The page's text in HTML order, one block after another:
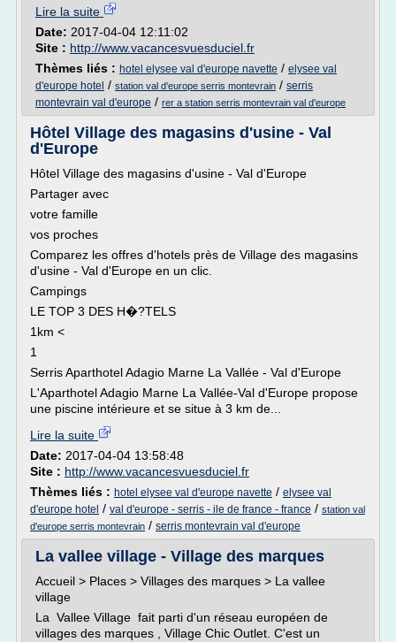
Lire la suite
Date: 2017-04-04 12:11:02
Site : http://www.vacancesvuesduciel.fr
Thèmes liés : hotel elysee val d'europe navette / elysee val
d'europe hotel / station val d'europe serris montevrain / serris
montevrain val d'europe / rer a station serris montevrain val d'europe
Hôtel Village des magasins d'usine - Val
d'Europe
Hôtel Village des magasins d'usine - Val d'Europe
Partager avec
votre famille
vos proches
Comparez les offres d'hotels près de Village des magasins
d'usine - Val d'Europe en un clic.
Campings
LE TOP 3 DES H�?TELS
1km <
1
Serris Aparthotel Adagio Marne La Vallée - Val d'Europe
L'Aparthotel Adagio Marne La Vallée-Val d'Europe propose
une piscine intérieure et se situe à 3 km de...
Lire la suite
Date: 2017-04-04 13:58:48
Site : http://www.vacancesvuesduciel.fr
Thèmes liés : hotel elysee val d'europe navette / elysee val
d'europe hotel / val d'europe - serris - ile de france - france / station val
d'europe serris montevrain / serris montevrain val d'europe
La vallee village - Village des marques
Accueil > Places > Villages des marques > La vallee
village
La Vallee Village fait parti d'un réseau européen de
villages des marques , Village Chic Outlet. C'est un